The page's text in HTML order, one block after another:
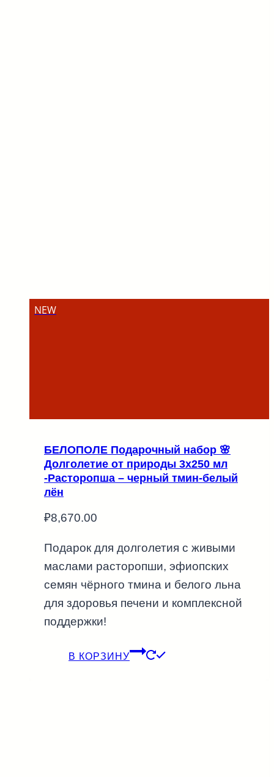
NEW
БЕЛОПОЛЕ Подарочный набор 🌸
Долголетие от природы 3х250 мл
-Расторопша – черный тмин-белый
лён
₽8,670.00
Подарок для долголетия с живыми
маслами расторопши, эфиопских
семян чёрного тмина и белого льна
для здоровья печени и комплексной
поддержки!
В КОРЗИНУ